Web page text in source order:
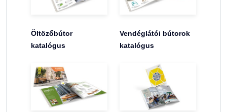
Öltözőbútor
katalógus
Vendéglátói bútorok
katalógus